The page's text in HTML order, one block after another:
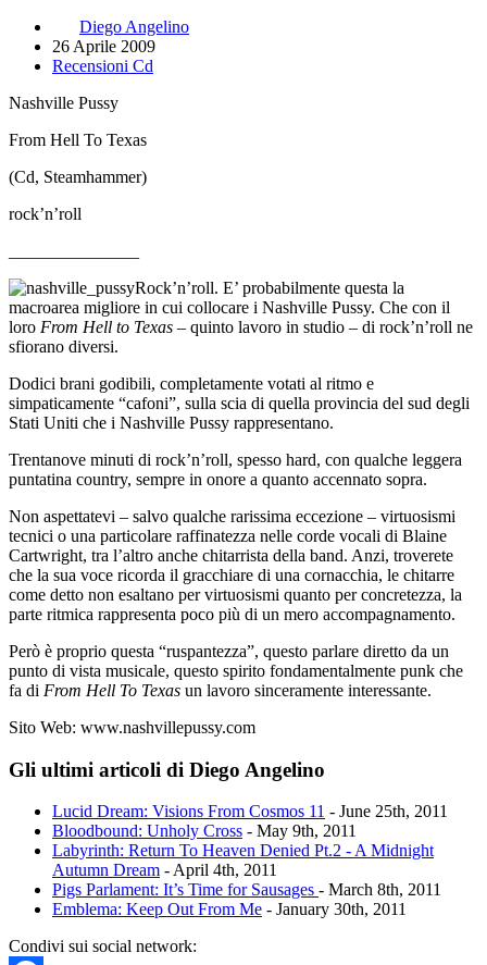
Diego Angelino
26 Aprile 2009
Recensioni Cd
Nashville Pussy
From Hell To Texas
(Cd, Steamhammer)
rock’n’roll
Rock’n’roll. E’ probabilmente questa la
macroarea migliore in cui collocare i Nashville Pussy. Che con il
loro From Hell to Texas – quinto lavoro in studio – di rock’n’roll ne
sfiorano diversi.
Dodici brani godibili, completamente votati al ritmo e
simpaticamente “cafoni”, sulla scia di quella provincia del sud degli
Stati Uniti che i Nashville Pussy rappresentano.
Trentanove minuti di rock’n’roll, spesso hard, con qualche leggera
puntatina country, sempre in onore a quanto accennato sopra.
Non aspettatevi – salvo qualche rarissima eccezione – virtuosismi
tecnici o una particolare raffinatezza nelle corde vocali di Blaine
Cartwright, tra l’altro anche chitarrista della band. Anzi, troverete
che la sua voce ricorda il gracchiare di una cornacchia, le chitarre
come detto non esaltano per virtuosismi quanto per concretezza, la
parte ritmica rappresenta poco più di un mero accompagnamento.
Però è proprio questa “ruspantezza”, questo parlare diretto da un
punto di vista musicale, questo spirito fondamentalmente punk che
fa di From Hell To Texas un lavoro sinceramente interessante.
Sito Web: www.nashvillepussy.com
Gli ultimi articoli di Diego Angelino
Lucid Dream: Visions From Cosmos 11 - June 25th, 2011
Bloodbound: Unholy Cross - May 9th, 2011
Labyrinth: Return To Heaven Denied Pt.2 - A Midnight
Autumn Dream - April 4th, 2011
Pigs Parlament: It’s Time for Sausages - March 8th, 2011
Emblema: Keep Out From Me - January 30th, 2011
Condivi sui social network: